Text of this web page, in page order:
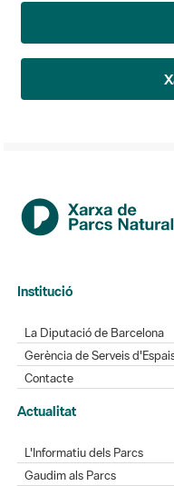
Institució
La Diputació de Barcelona
Gerència de Serveis
Contacte
Actualitat
L'Informatiu dels Parcs
Gaudim als Parcs